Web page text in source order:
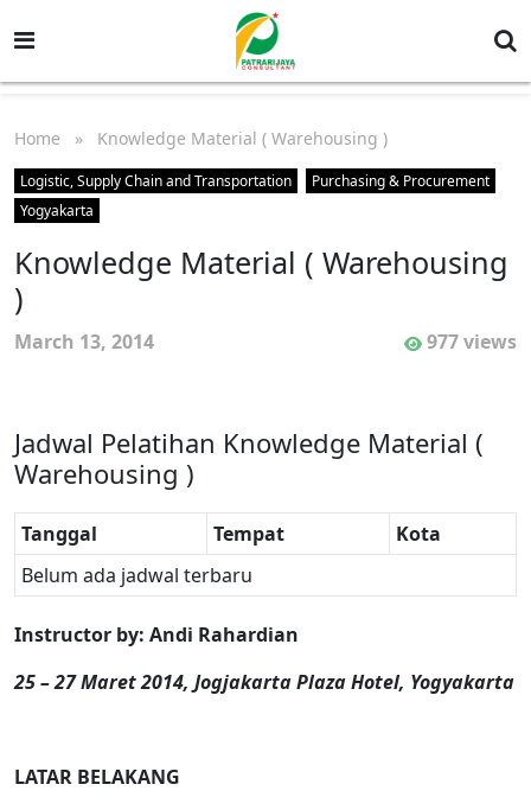
Home » Knowledge Material ( Warehousing )
Logistic, Supply Chain and Transportation
Purchasing & Procurement
Yogyakarta
Knowledge Material ( Warehousing
)
March 13, 2014 977 views
Jadwal Pelatihan Knowledge Material (
Warehousing )
Tanggal Tempat
Kota
Belum ada jadwal terbaru
Instructor by: Andi Rahardian
25 – 27 Maret 2014, Jogjakarta Plaza Hotel, Yogyakarta
LATAR BELAKANG